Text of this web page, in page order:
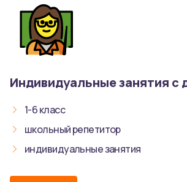
Индивидуальные занятия с
1-6 класс
школьный репетитор
индивидуальные занятия